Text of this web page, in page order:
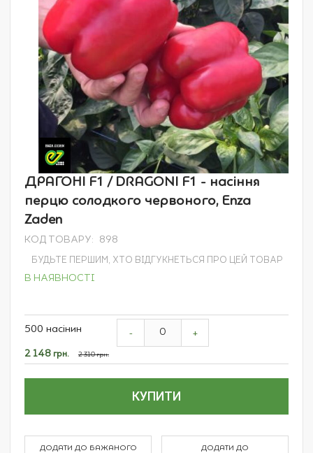
Перейти
до
початку
галереї
ДРАГОНІ F1 / DRAGONI F1 - насіння
перцю солодкого червоного, Enza
Zaden
КОД ТОВАРУ 898
БУДЬТЕ ПЕРШИМ, ХТО ВІДГУКНЕТЬСЯ ПРО ЦЕЙ ТОВАР
В НАЯВНОСТІ
product
500 насінин
Спеціальна
ціна
2 148 грн. 2 310 грн.
- +
КУПИТИ
ДОДАТИ ДО БАЖАНОГО
ДОДАТИ ДО